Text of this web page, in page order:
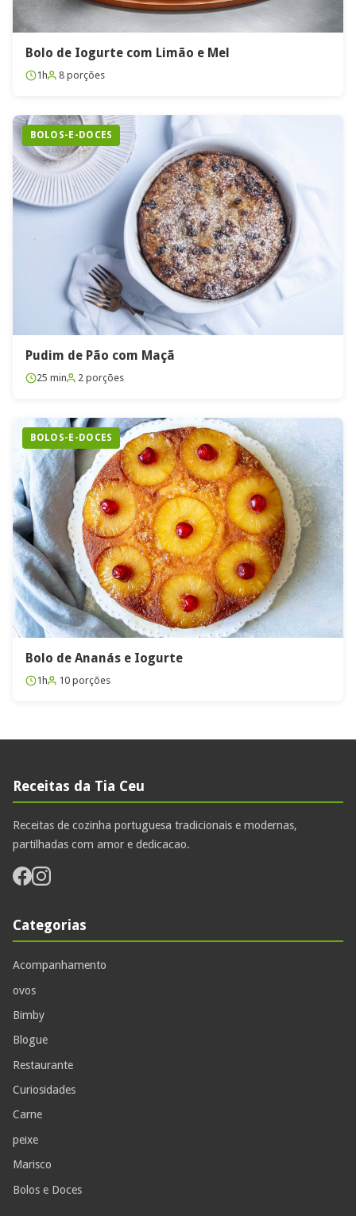
Bolo de Iogurte com Limão e Mel
1h 8 porções
BOLOS-E-DOCES
Pudim de Pão com Maçã
25 min 2 porções
BOLOS-E-DOCES
Bolo de Ananás e Iogurte
1h 10 porções
Receitas da Tia Ceu
Receitas de cozinha portuguesa tradicionais e modernas,
partilhadas com amor e dedicacao.
Categorias
Acompanhamento
ovos
Bimby
Blogue
Restaurante
Curiosidades
Carne
peixe
Marisco
Bolos e Doces